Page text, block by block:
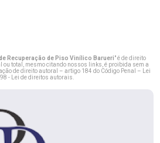
Recuperação de Piso Vinílico Barueri" é de direito
ou total, mesmo citando nossos links, é proibida sem a
de direito autoral – artigo 184 do Código Penal –
Lei
- Lei de direitos autorais